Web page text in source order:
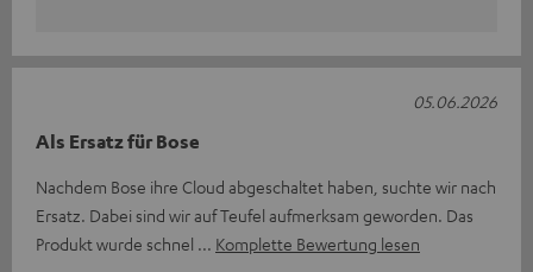
Als Ersatz für Bose
Nachdem Bose ihre Cloud abgeschaltet haben, suchte wir nach
Ersatz. Dabei sind wir auf Teufel aufmerksam geworden. Das
Produkt wurde schnel
Komplette Bewertung lesen
05.06.2026